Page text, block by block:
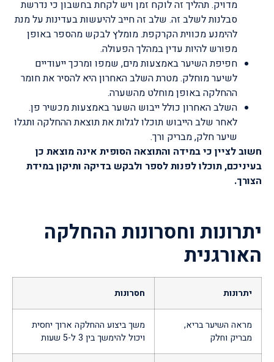
מדויק. תהליך זה לוקח זמן ויש לקחת בחשבון כי נדרשת
סבלנות לשלב זה. שלב זה חייב להיעשות בעדינות על מנת
להימנע מכווית הקרקפת. מומלץ לבקש מהספר באופן
מפורש להיות עדין במהלך הפעולה.
חפיפת השיער באמצעות מים, שמפו ומרכך ייעודיים
לשיער מוחלק. מטרת השלב האחרון היא להסיר את חומר
ההחלקה באופן מוחלט מהשערה.
השלב האחרון כולל ייבוש השער באמצעות מכשיר פן.
לאחר שלב הייבוש תוכלו לגלות את תוצאת ההחלקה ותגלו
שיער חלק, מבריק ורך.
חשוב לציין כי במידה והתוצאה הסופית אינה מוצאת כן
בעיניכם, תוכלו לפנות לספר ולבקש בדיקה ותיקון במידת
הצורך.
יתרונות וחסרונות ההחלקה
האורגנית
יתרונות חסרונות
מראה השיער בריא,
מבריק וחלק
משך ביצוע ההחלקה ארוך יחסית
ויכול להימשך בין 3 ל-5 שעות